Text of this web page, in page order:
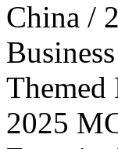
China /
2025